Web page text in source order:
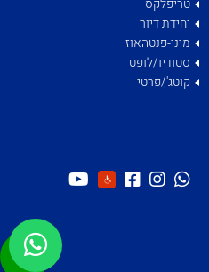
טריפלקס
יחידת דיור
מיני-פנטהאוז
סטודיו/לופט
קוטג'/פרטי